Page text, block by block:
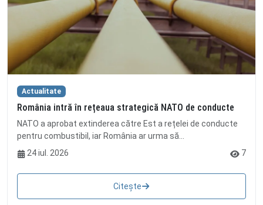
Actualitate
România intră în rețeaua strategică NATO de conducte
NATO a aprobat extinderea către Est a rețelei de conducte
pentru combustibil, iar România ar urma să...
24 iul. 2026
7
Citește